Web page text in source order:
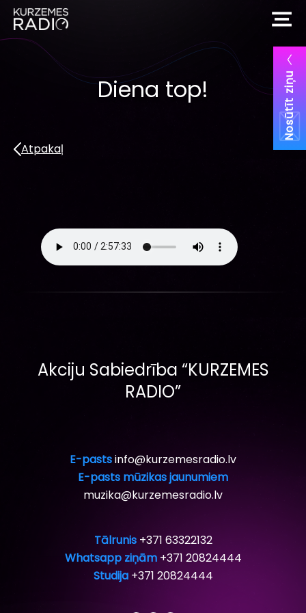
Nosūtīt ziņu
Diena top!
Atpakaļ
Akciju Sabiedrība “KURZEMES
RADIO”
E-pastsinfo@kurzemesradio.lv
E-pasts mūzikas jaunumiem
muzika@kurzemesradio.lv
Tālrunis +371 63322132
Whatsapp ziņām +371 20824444
Studija +371 20824444